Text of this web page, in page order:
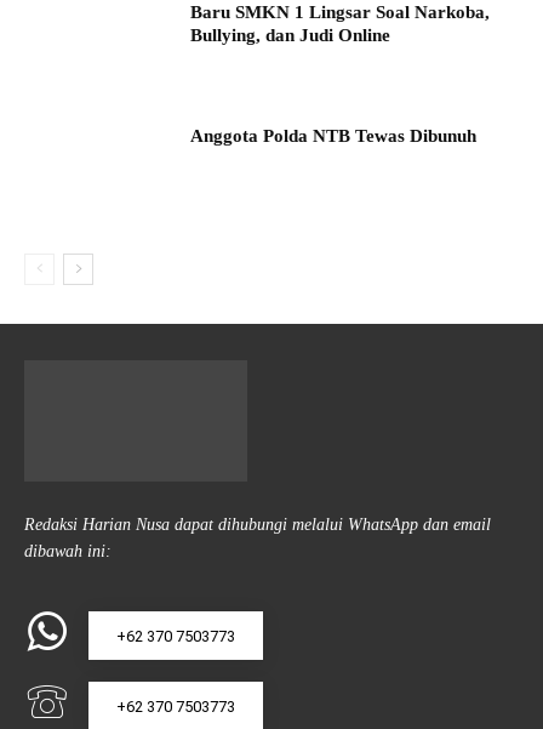
Baru SMKN 1 Lingsar Soal Narkoba,
Bullying, dan Judi Online
Anggota Polda NTB Tewas Dibunuh
Redaksi Harian Nusa dapat dihubungi melalui WhatsApp dan email
dibawah ini:
+62 370 7503773
+62 370 7503773